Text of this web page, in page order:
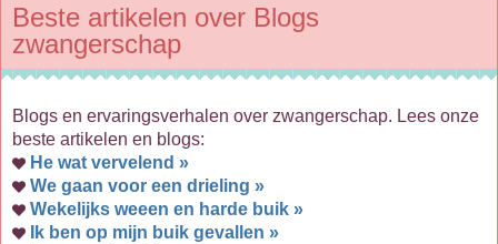
Beste artikelen over Blogs
zwangerschap
Blogs en ervaringsverhalen over zwangerschap. Lees onze
beste artikelen en blogs:
He wat vervelend »
We gaan voor een drieling »
Wekelijks weeen en harde buik »
Ik ben op mijn buik gevallen »